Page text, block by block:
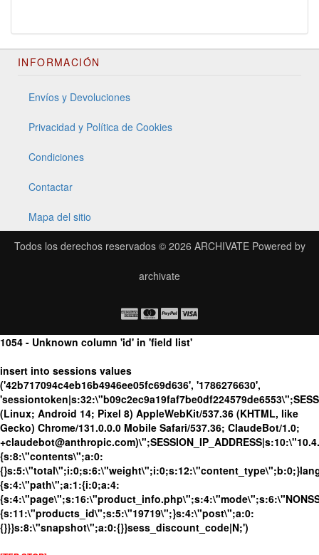
INFORMACIÓN
Envíos y Devoluciones
Privacidad y Política de Cookies
Condiciones
Contactar
Mapa del sitio
Todos los derechos reservados © 2026 ARCHIVATEPowered by
archivate
1054 - Unknown column 'id' in 'field list'
insert into sessions values
('42b717094c4eb16b4946ee05fc69d636', '1786276630',
(Linux; Android 14; Pixel 8) AppleWebKit/537.36 (KHTML, like
Gecko) Chrome/131.0.0.0 Mobile Safari/537.36; ClaudeBot/1.0;
{s:8:\"contents\";a:0:
{s:4:\"path\";a:1:{i:0;a:4:
{s:11:\"products_id\";s:5:\"19719\";}s:4:\"post\";a:0:
{}}}s:8:\"snapshot\";a:0:{}}sess_discount_code|N;')